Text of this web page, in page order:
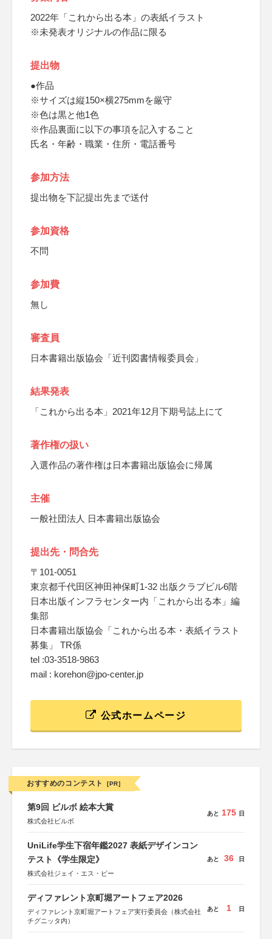
2022年「これから出る本」の表紙イラスト
※未発表オリジナルの作品に限る
提出物
●作品
※サイズは縦150×横275mmを厳守
※色は黒と他1色
※作品裏面に以下の事項を記入すること
氏名・年齢・職業・住所・電話番号
参加方法
提出物を下記提出先まで送付
参加資格
不問
参加費
無し
審査員
日本書籍出版協会「近刊図書情報委員会」
結果発表
「これから出る本」2021年12月下期号誌上にて
著作権の扱い
入選作品の著作権は日本書籍出版協会に帰属
主催
一般社団法人 日本書籍出版協会
提出先・問合先
〒101-0051
東京都千代田区神田神保町1-32 出版クラブビル6階
日本出版インフラセンター内「これから出る本」編
集部
日本書籍出版協会「これから出る本・表紙イラスト
募集」 TR係
tel :03-3518-9863
mail : korehon@jpo-center.jp
公式ホームページ
おすすめのコンテスト [PR]
第9回 ビルボ 絵本大賞
株式会社ビルボ
あと 175 日
UniLife学生下宿年鑑2027 表紙デザインコン
テスト《学生限定》
株式会社ジェイ・エス・ビー
あと 36 日
ディファレント京町堀アートフェア2026
ディファレント京町堀アートフェア実行委員会（株式会社
チグニッタ内）
あと 1 日